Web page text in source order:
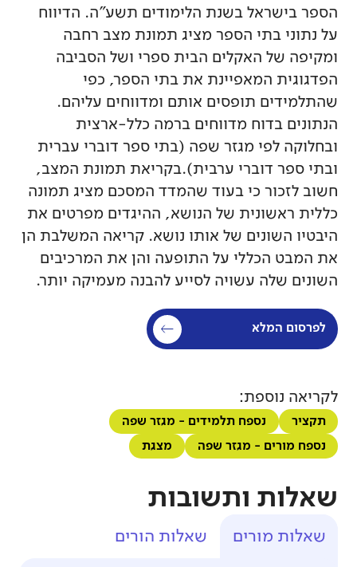
הספר בישראל בשנת הלימודים תשע"ה. הדיווח
על נתוני בתי הספר מציג תמונת מצב רחבה
ומקיפה של האקלים הבית ספרי ושל הסביבה
הפדגוגית המאפיינת את בתי הספר, כפי
שהתלמידים תופסים אותם ומדווחים עליהם.
הנתונים בדוח מדווחים ברמה כלל-ארצית
ובחלוקה לפי מגזר שפה (בתי ספר דוברי עברית
ובתי ספר דוברי ערבית).בקריאת תמונת המצב,
חשוב לזכור כי בעוד שהמדד המסכם מציג תמונה
כללית ראשונית של הנושא, ההיגדים מפרטים את
היבטיו השונים של אותו נושא. קריאה המשלבת הן
את המבט הכללי על התופעה והן את המרכיבים
השונים שלה עשויה לסייע להבנה מעמיקה יותר.
לפרסום המלא
לקריאה נוספת:
תקציר
נספח תלמידים - מגזר שפה
נספח מורים - מגזר שפה
מצגת
שאלות ותשובות
שאלות מורים שאלות הורים